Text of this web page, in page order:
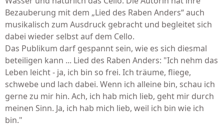
Bezauberung mit dem „Lied des Raben Anders“ auch
musikalisch zum Ausdruck gebracht und begleitet sich
dabei wieder selbst auf dem Cello.
Das Publikum darf gespannt sein, wie es sich diesmal
beteiligen kann ... Lied des Raben Anders: "Ich nehm das
Leben leicht - ja, ich bin so frei. Ich träume, fliege,
schwebe und lach dabei. Wenn ich alleine bin, schau ich
gerne zu mir hin. Ach, ich hab mich lieb, geht mir durch
meinen Sinn. Ja, ich hab mich lieb, weil ich bin wie ich
bin."